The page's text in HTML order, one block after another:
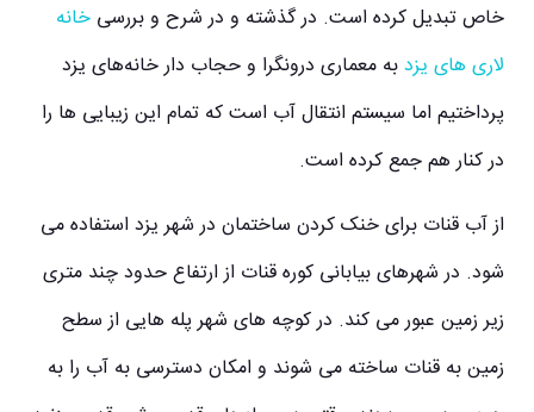
خاص تبدیل کرده است. در گذشته و در شرح و بررسی خانه
لاری های یزدبه معماری درونگرا و حجاب دار خانه‌های یزد
پرداختیم اما سیستم انتقال آب است که تمام این زیبایی ها را
در کنار هم جمع کرده است.
از آب قنات برای خنک کردن ساختمان در شهر یزد استفاده می
شود. در شهرهای بیابانی کوره قنات از ارتفاع حدود چند متری
زیر زمین عبور می کند. در کوچه های شهر پله هایی از سطح
زمین به قنات ساخته می شوند و امکان دسترسی به آب را به